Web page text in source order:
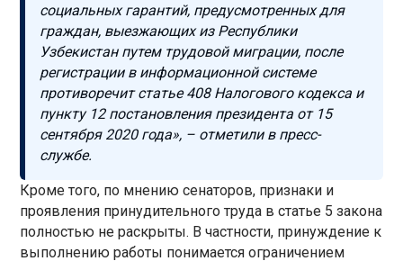
социальных гарантий, предусмотренных для
граждан, выезжающих из Республики
Узбекистан путем трудовой миграции, после
регистрации в информационной системе
противоречит статье 408 Налогового кодекса и
пункту 12 постановления президента от 15
сентября 2020 года», – отметили в пресс-
службе.
Кроме того, по мнению сенаторов, признаки и
проявления принудительного труда в статье 5 закона
полностью не раскрыты. В частности, принуждение к
выполнению работы понимается ограничением